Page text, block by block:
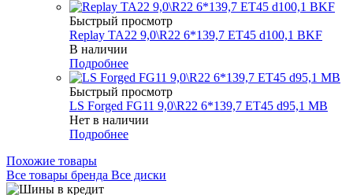
Быстрый просмотр
Replay TA22 9,0\R22 6*139,7 ET45 d100,1 BKF
В наличии
Подробнее
Быстрый просмотр
LS Forged FG11 9,0\R22 6*139,7 ET45 d95,1 MB
Нет в наличии
Подробнее
Похожие товары
Все товары бренда Все диски